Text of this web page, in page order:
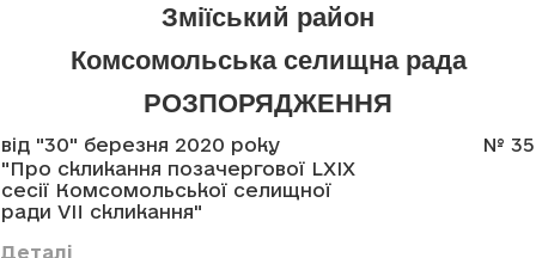
Зміїський район
Комсомольська селищна рада
РОЗПОРЯДЖЕННЯ
від "30" березня 2020 року
№ 35
"Про скликання позачергової LXIX
сесії Комсомольської селищної
ради VII скликання"
Деталі